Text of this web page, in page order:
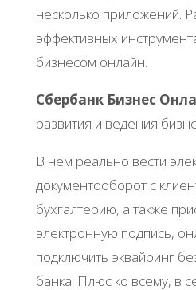
несколько приложений.
эффективных
бизнесом онлайн.
Сбербанк Бизнес
развития и ведения
В нем реально вести
документооборот с
бухгалтерию, а также
электронную подпись,
подключить эквайринг
банка. Плюс ко всему, в